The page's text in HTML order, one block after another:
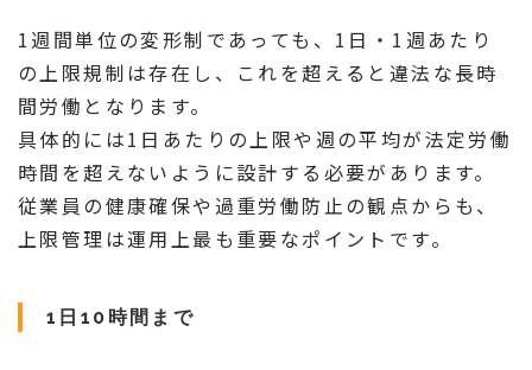
1週間単位の変形制であっても、1日・1週あたり
の上限規制は存在し、これを超えると違法な長時
間労働となります。
具体的には1日あたりの上限や週の平均が法定労働
時間を超えないように設計する必要があります。
従業員の健康確保や過重労働防止の観点からも、
上限管理は運用上最も重要なポイントです。
1日10時間まで